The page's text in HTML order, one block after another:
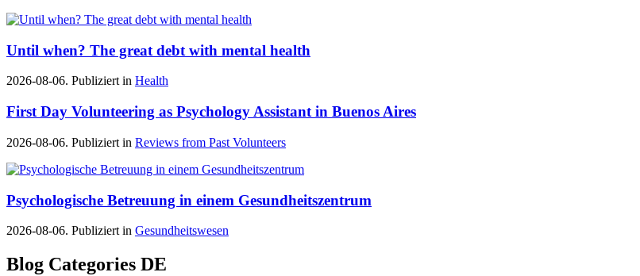
Until when? The great debt with mental health
2026-08-06. Publiziert in Health
First Day Volunteering as Psychology Assistant in Buenos Aires
2026-08-06. Publiziert in Reviews from Past Volunteers
Psychologische Betreuung in einem Gesundheitszentrum
2026-08-06. Publiziert in Gesundheitswesen
Blog Categories DE